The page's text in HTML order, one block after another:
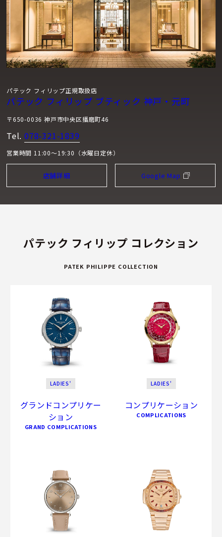
ています。
長期戦略
1932年以来スターン家の所有するマニュファクチュール・パ
テック フィリップは、今日、フィリップ・スターン名誉会
責任者から構成される経営委員会により統括されています。
フィリップ・スターン氏は、社長在任中、パテック フィリッ
施し、同社の独立性をさらに強化しました。パテック フィリ
ップ・ミュージアムの創設、キャリバー89に代表される超複
雑タイムピースの創作などはその例です。息子のティエリ
ー・スターン現社長は、パテック フィリップの時計製作技
術、およびタイムピースの長期的な品質と信頼性を向上させ
るために必要な素材研究の分野で先端的な地位を保持するた
パテック フィリップは、その独立性を維持するため努力を惜
しみません。その結果、将来への投資と製造設備の拡充は、
自社の力を活用して行っています。プラン・レ・ワット本社
ム、ジュラ地方の付属工房などの大規模プロジェクトは、す
べて自己資本により遂行されています。パテック フィリップ
は、成功への鍵である自主独立の道を今後も追究していく決
パテック フィリップ正規取扱店
パテック フィリップ ブティック 神戸・元町
〒650-0036 神戸市中央区播磨町46
Tel. 078-321-1839
営業時間 11:00～19:30（水曜日定休）
店舗詳細 Google Map
パテック フィリップ コレクション
PATEK PHILIPPE COLLECTION
LADIES'
グランドコンプリケー
ション
GRAND COMPLICATIONS
LADIES'
コンプリケーション
COMPLICATIONS